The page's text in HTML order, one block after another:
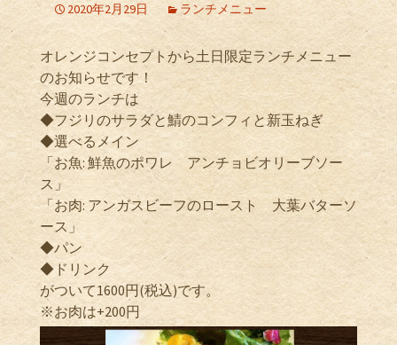
2020年2月29日 ランチメニュー
オレンジコンセプトから土日限定ランチメニュー
のお知らせです！
今週のランチは
◆フジリのサラダと鯖のコンフィと新玉ねぎ
◆選べるメイン
「お魚: 鮮魚のポワレ アンチョビオリーブソー
ス」
「お肉: アンガスビーフのロースト 大葉バターソ
ース」
◆パン
◆ドリンク
がついて1600円(税込)です。
※お肉は+200円